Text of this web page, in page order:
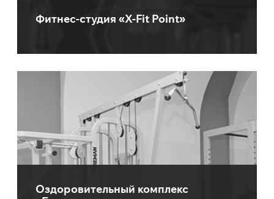
Фитнес-студия «X-Fit Point»
Оздоровительный комплекс